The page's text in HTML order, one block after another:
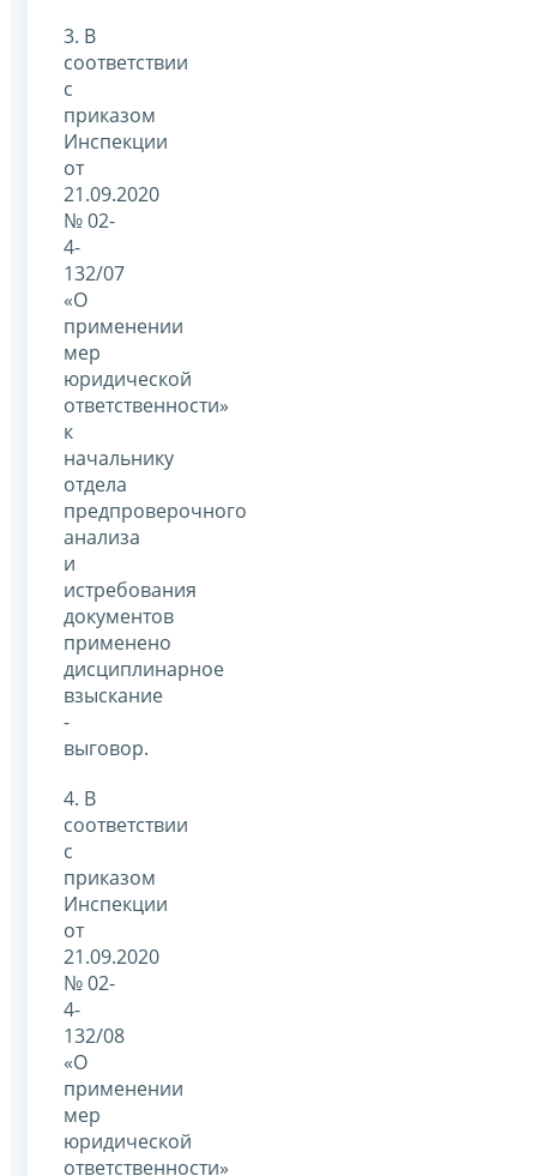
3. В
соответствии
с
приказом
Инспекции
от
21.09.2020
№ 02-
4-
132/07
«О
применении
мер
юридической
ответственности»
к
начальнику
отдела
предпроверочного
анализа
и
истребования
документов
применено
дисциплинарное
взыскание
-
выговор.
4. В
соответствии
с
приказом
Инспекции
от
21.09.2020
№ 02-
4-
132/08
«О
применении
мер
юридической
ответственности»